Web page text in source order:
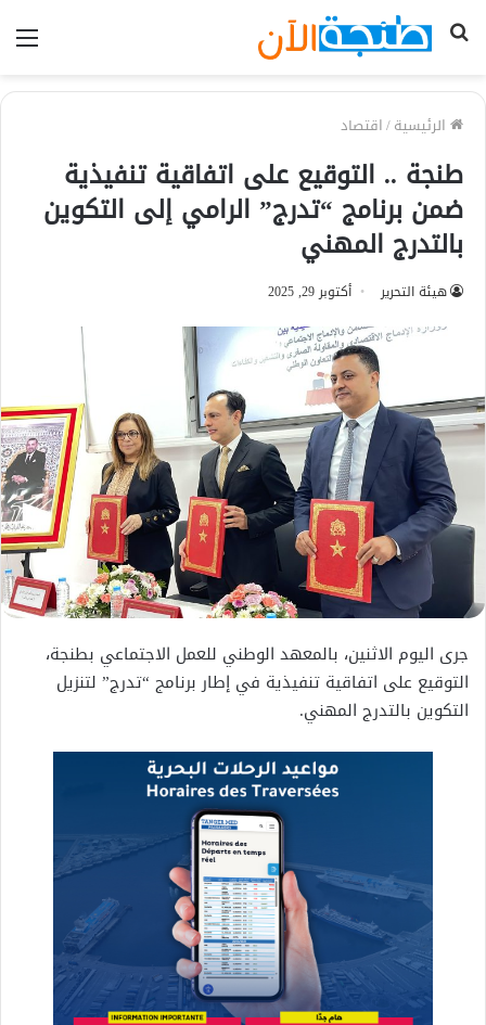
بحث
الرئيسية/اقتصاد
طنجة .. التوقيع على اتفاقية تنفيذية
ضمن برنامج “تدرج” الرامي إلى التكوين
بالتدرج المهني
هيئة التحرير أكتوبر 29, 2025
جرى اليوم الاثنين، بالمعهد الوطني للعمل الاجتماعي بطنجة،
التوقيع على اتفاقية تنفيذية في إطار برنامج “تدرج” لتنزيل
التكوين بالتدرج المهني.